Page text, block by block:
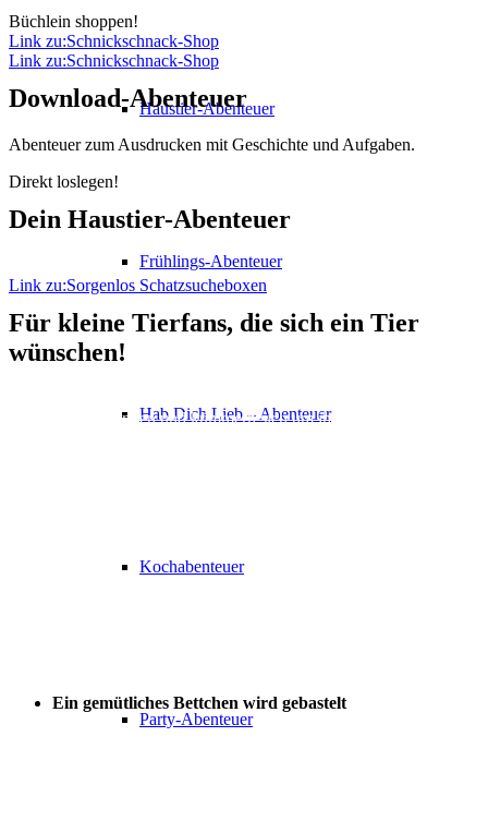
Haustier-Abenteuer
Frühlings-Abenteuer
Hab Dich Lieb – Abenteuer
Kochabenteuer
Party-Abenteuer
Büchlein shoppen!
Link zu:Schnickschnack-Shop
Link zu:Schnickschnack-Shop
Download-Abenteuer
Abenteuer zum Ausdrucken mit Geschichte und Aufgaben.
Direkt loslegen!
Dein Haustier-Abenteuer
Link zu:Sorgenlos Schatzsucheboxen
Für kleine Tierfans, die sich ein Tier
wünschen!
zu Tierbesitzer*innen und kümmern sich um ihren neuen besten
Ein gemütliches Bettchen wird gebastelt